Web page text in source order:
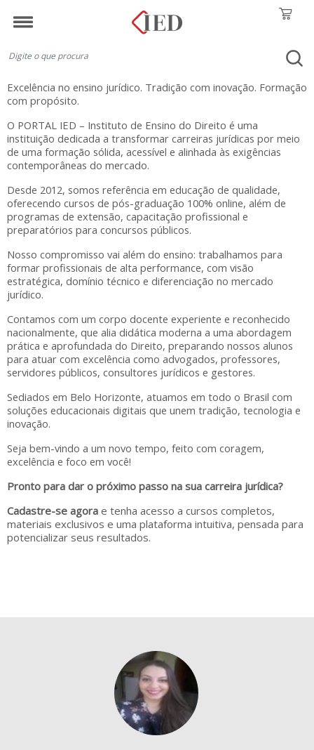
Você está em: Home >
Excelência no ensino jurídico. Tradição com inovação. Formação
com propósito.
O PORTAL IED – Instituto de Ensino do Direito é uma
instituição dedicada a transformar carreiras jurídicas por meio
de uma formação sólida, acessível e alinhada às exigências
contemporâneas do mercado.
Desde 2012, somos referência em educação de qualidade,
oferecendo cursos de pós-graduação 100% online, além de
programas de extensão, capacitação profissional e
preparatórios para concursos públicos.
Nosso compromisso vai além do ensino: trabalhamos para
formar profissionais de alta performance, com visão
estratégica, domínio técnico e diferenciação no mercado
jurídico.
Contamos com um corpo docente experiente e reconhecido
nacionalmente, que alia didática moderna a uma abordagem
prática e aprofundada do Direito, preparando nossos alunos
para atuar com excelência como advogados, professores,
servidores públicos, consultores jurídicos e gestores.
Sediados em Belo Horizonte, atuamos em todo o Brasil com
soluções educacionais digitais que unem tradição, tecnologia e
inovação.
Seja bem-vindo a um novo tempo, feito com coragem,
excelência e foco em você!
Pronto para dar o próximo passo na sua carreira jurídica?
Cadastre-se agora e tenha acesso a cursos completos,
materiais exclusivos e uma plataforma intuitiva, pensada para
potencializar seus resultados.